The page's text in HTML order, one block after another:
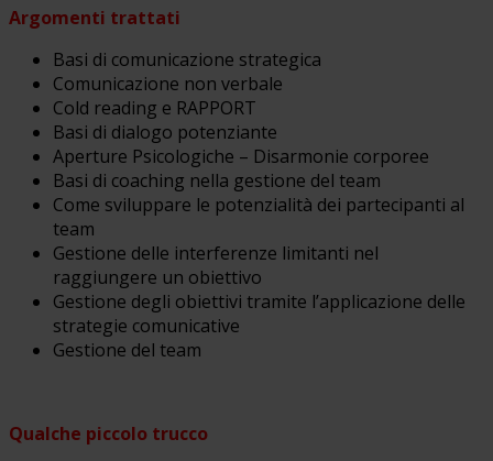
Argomenti trattati
Basi di comunicazione strategica
Comunicazione non verbale
Cold reading e RAPPORT
Basi di dialogo potenziante
Aperture Psicologiche – Disarmonie corporee
Basi di coaching nella gestione del team
Come sviluppare le potenzialità dei partecipanti al
team
Gestione delle interferenze limitanti nel
raggiungere un obiettivo
Gestione degli obiettivi tramite l’applicazione delle
strategie comunicative
Gestione del team
Qualche piccolo trucco